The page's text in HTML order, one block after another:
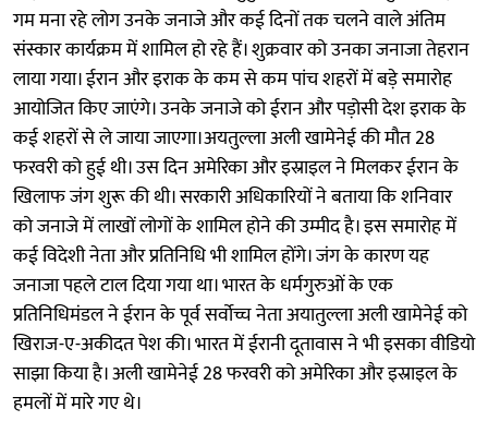
गम मना रहे लोग उनके जनाजे और कई दिनों तक चलने वाले अंतिम
संस्कार कार्यक्रम में शामिल हो रहे हैं। शुक्रवार को उनका जनाजा तेहरान
लाया गया। ईरान और इराक के कम से कम पांच शहरों में बड़े समारोह
आयोजित किए जाएंगे। उनके जनाजे को ईरान और पड़ोसी देश इराक के
कई शहरों से ले जाया जाएगा।अयतुल्ला अली खामेनेई की मौत 28
फरवरी को हुई थी। उस दिन अमेरिका और इस्राइल ने मिलकर ईरान के
खिलाफ जंग शुरू की थी। सरकारी अधिकारियों ने बताया कि शनिवार
को जनाजे में लाखों लोगों के शामिल होने की उम्मीद है। इस समारोह में
कई विदेशी नेता और प्रतिनिधि भी शामिल होंगे। जंग के कारण यह
जनाजा पहले टाल दिया गया था। भारत के धर्मगुरुओं के एक
प्रतिनिधिमंडल ने ईरान के पूर्व सर्वोच्च नेता अयातुल्ला अली खामेनेई को
खिराज-ए-अकीदत पेश की। भारत में ईरानी दूतावास ने भी इसका वीडियो
साझा किया है। अली खामेनेई 28 फरवरी को अमेरिका और इस्राइल के
हमलों में मारे गए थे।